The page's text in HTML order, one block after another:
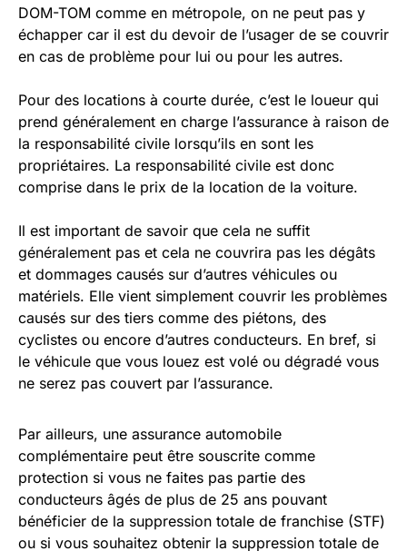
DOM-TOM comme en métropole, on ne peut pas y
échapper car il est du devoir de l’usager de se couvrir
en cas de problème pour lui ou pour les autres.
Pour des locations à courte durée, c’est le loueur qui
prend généralement en charge l’assurance à raison de
la responsabilité civile lorsqu’ils en sont les
propriétaires. La responsabilité civile est donc
comprise dans le prix de la location de la voiture.
Il est important de savoir que cela ne suffit
généralement pas et cela ne couvrira pas les dégâts
et dommages causés sur d’autres véhicules ou
matériels. Elle vient simplement couvrir les problèmes
causés sur des tiers comme des piétons, des
cyclistes ou encore d’autres conducteurs. En bref, si
le véhicule que vous louez est volé ou dégradé vous
ne serez pas couvert par l’assurance.
Par ailleurs, une assurance automobile
complémentaire peut être souscrite comme
protection si vous ne faites pas partie des
conducteurs âgés de plus de 25 ans pouvant
bénéficier de la suppression totale de franchise (STF)
ou si vous souhaitez obtenir la suppression totale de